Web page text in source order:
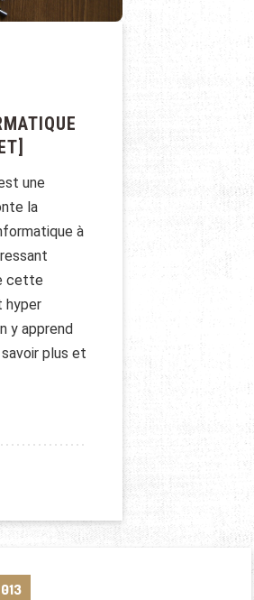
une
la
à
cette
hyper
y apprend
plus et
[DOCUMENTAIRE COMPLET]